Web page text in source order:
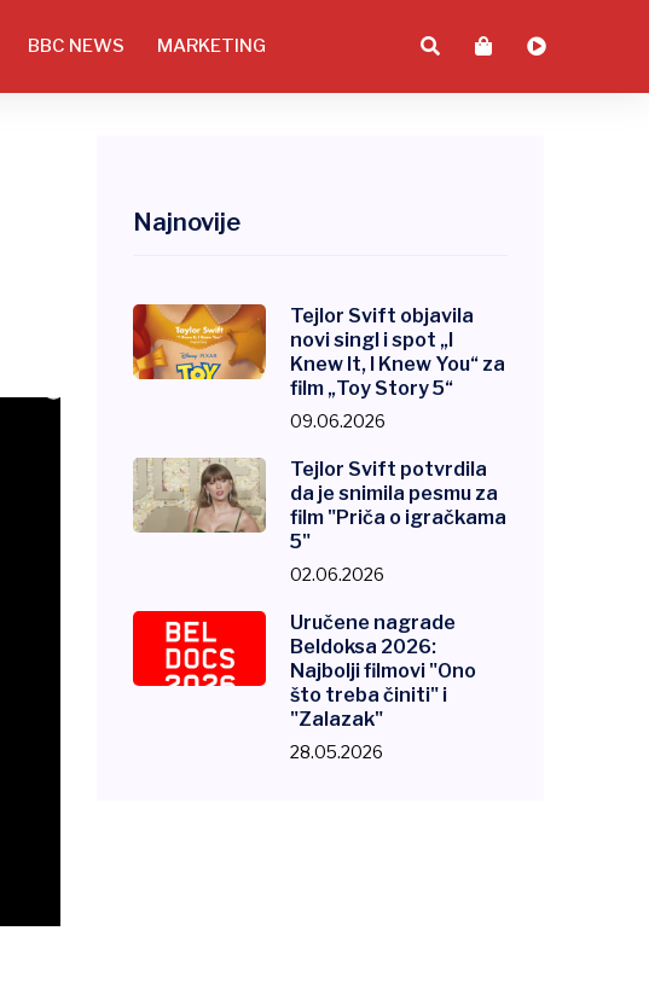
BBC NEWS MARKETING
Najnovije
Tejlor Svift objavila
novi singl i spot „I
Knew It, I Knew You“ za
film „Toy Story 5“
09.06.2026
Tejlor Svift potvrdila
da je snimila pesmu za
film "Priča o igračkama
5"
02.06.2026
Uručene nagrade
Beldoksa 2026:
Najbolji filmovi "Ono
što treba činiti" i
"Zalazak"
28.05.2026